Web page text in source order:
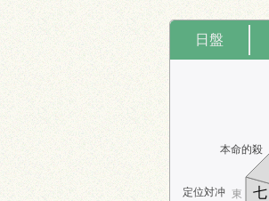
日盤
本命的殺
定位対冲 東
七